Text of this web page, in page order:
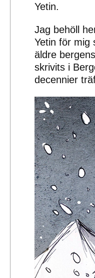
Yetin.
Jag behöll
Yetin för mig
äldre
skrivits i
decennier